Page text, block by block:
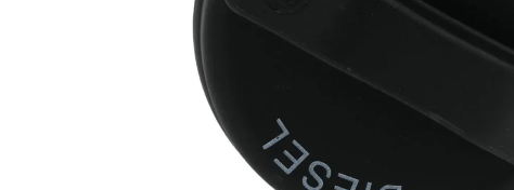
Subotom: 08-14h
Nedeljom ne radimo
office@kitcommerce.rs